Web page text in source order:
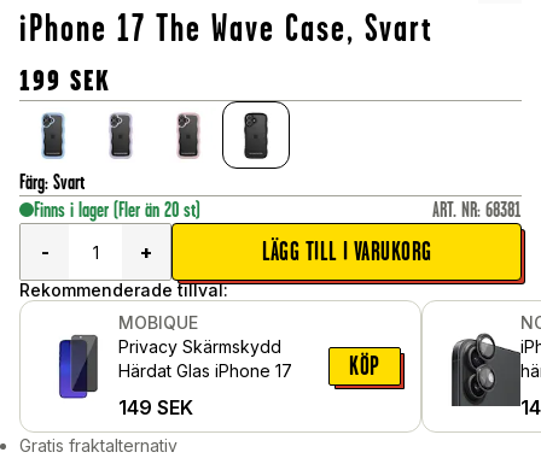
iPhone 17 The Wave Case, Svart
199 SEK
Färg: Svart
Finns i lager (Fler än 20 st) ART. NR: 68381
-
+ LÄGG TILL I VARUKORG
Rekommenderade tillval:
MOBIQUE
Privacy Skärmskydd
Härdat Glas iPhone 17
149 SEK
KÖP
Gratis fraktalternativ